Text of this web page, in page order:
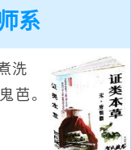
系
洗
芭。